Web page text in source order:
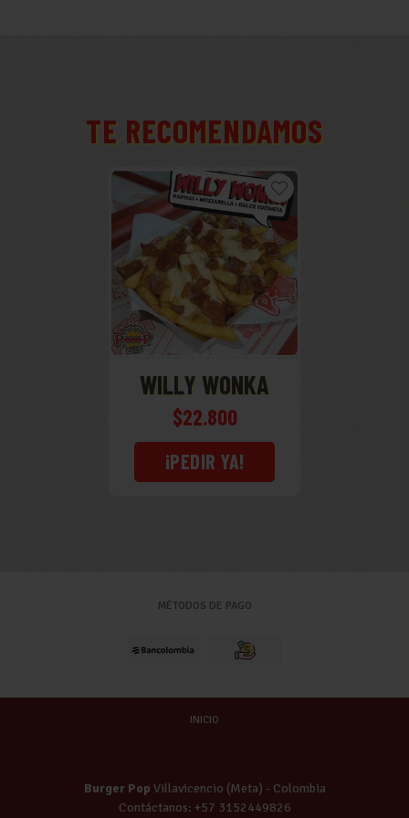
TE RECOMENDAMOS
WILLY WONKA
$22.800
¡PEDIR YA!
MÉTODOS DE PAGO
INICIO
Burger Pop Villavicencio (Meta) - Colombia
Contáctanos: +57 3152449826